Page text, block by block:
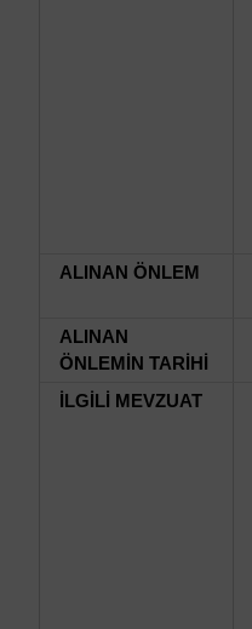
ALINAN ÖNLEM
ALINAN
ÖNLEMİN TARİHİ
İLGİLİ MEVZUAT